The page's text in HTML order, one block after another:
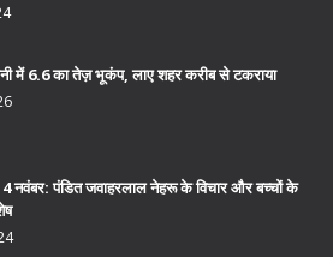
में 6.6 का तेज़ भूकंप, लाए शहर करीब से टकराया
नवंबर: पंडित जवाहरलाल नेहरू के विचार और बच्चों के